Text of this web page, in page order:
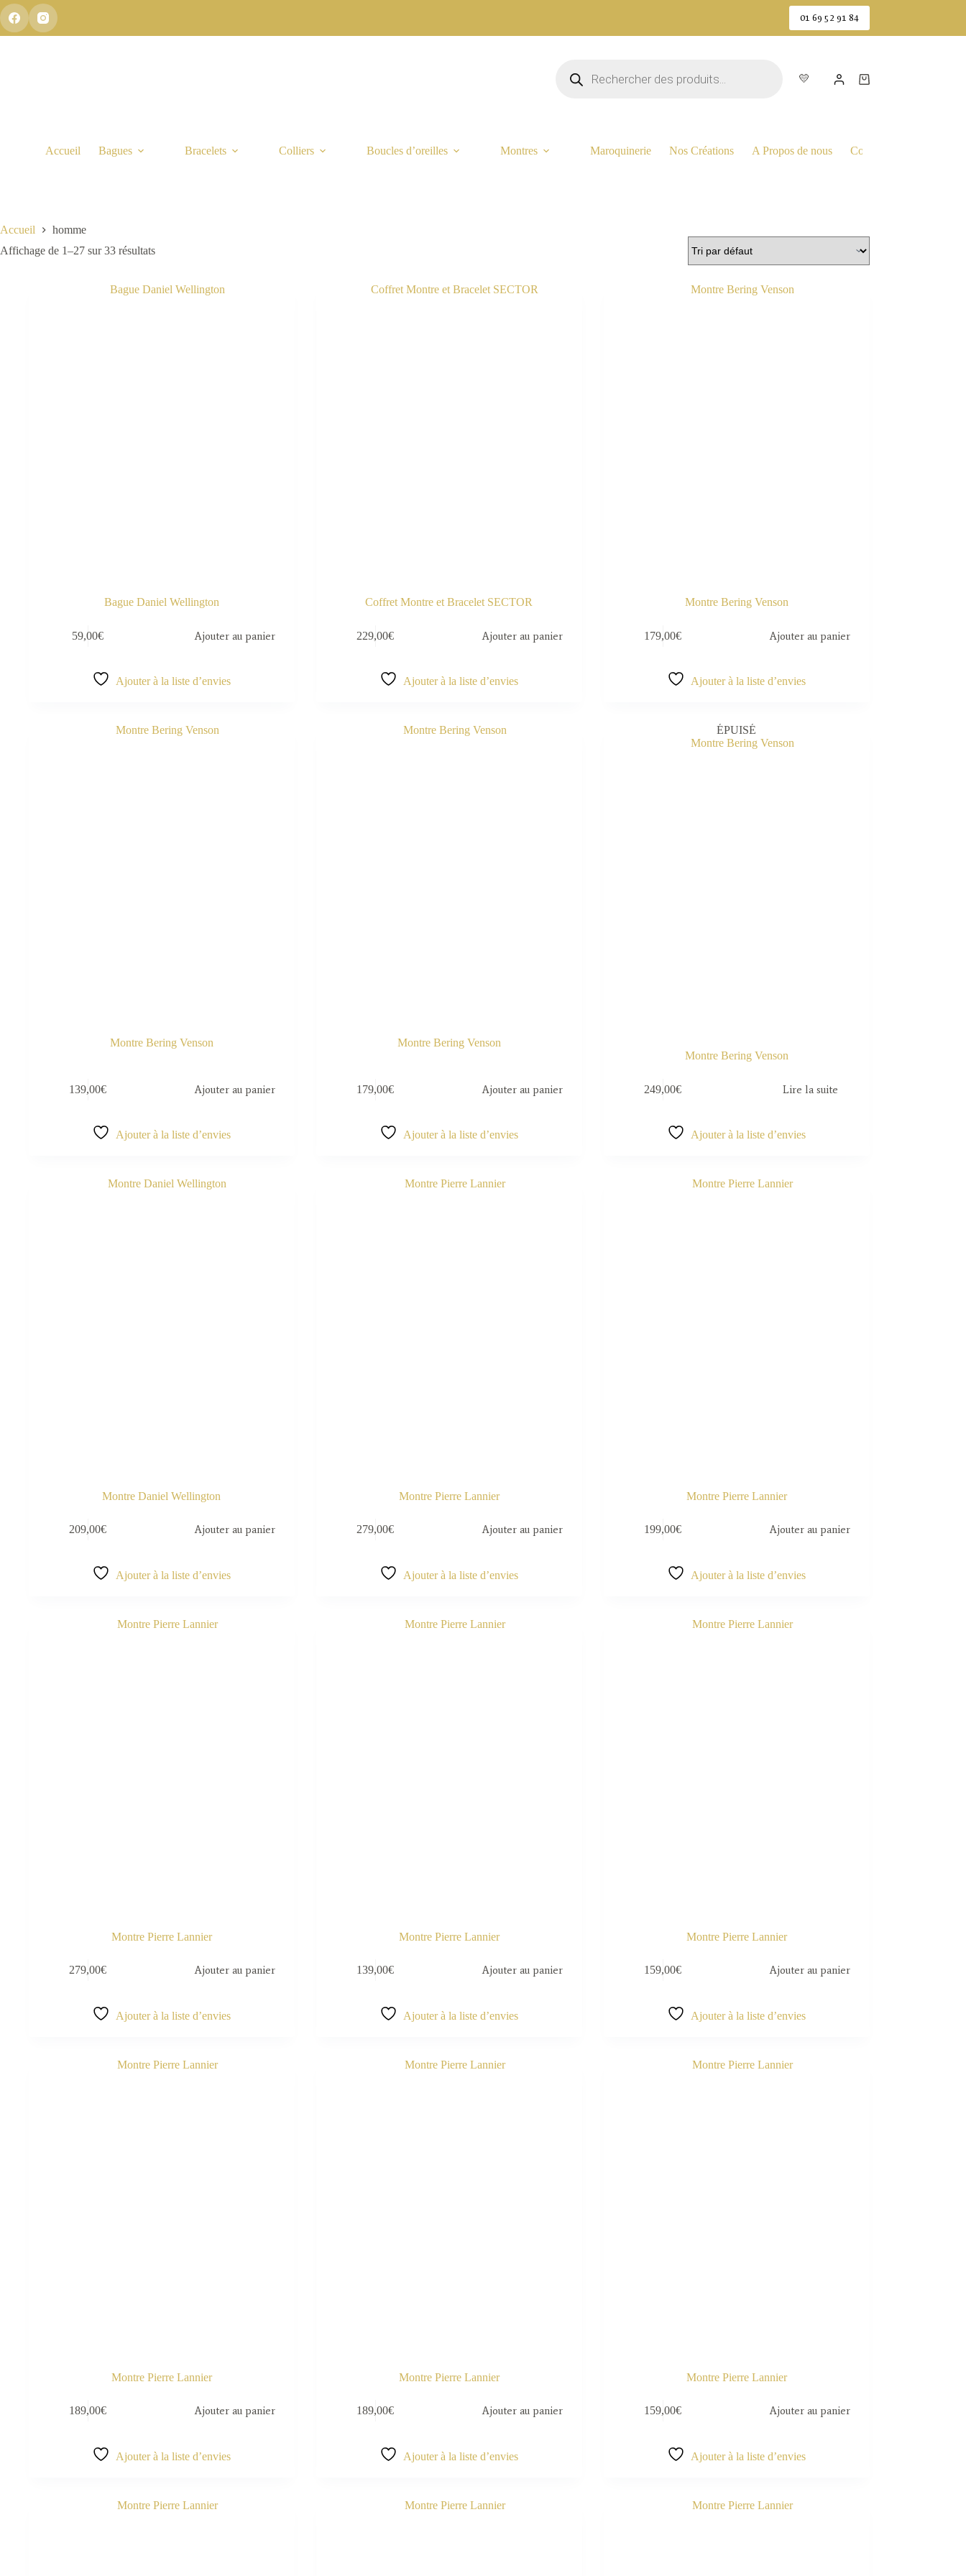
Passer
au
contenu
01 69 52 91 84
produits
💛
Panier
Accueil Bagues Bracelets Colliers Boucles d’oreilles Montres Maroquinerie Nos Créations A Propos de nous Contactez Nous
Accueil
homme
Affichage de 1–27 sur 33 résultats
Bague Daniel Wellington
59,00€ Ajouter au panier
Ajouter à la liste d’envies
Coffret Montre et Bracelet SECTOR
229,00€ Ajouter au panier
Ajouter à la liste d’envies
Montre Bering Venson
179,00€ Ajouter au panier
Ajouter à la liste d’envies
Montre Bering Venson
139,00€ Ajouter au panier
Ajouter à la liste d’envies
Montre Bering Venson
179,00€ Ajouter au panier
Ajouter à la liste d’envies
ÉPUISÉ
Montre Bering Venson
249,00€ Lire la suite
Ajouter à la liste d’envies
Montre Daniel Wellington
209,00€ Ajouter au panier
Ajouter à la liste d’envies
Montre Pierre Lannier
279,00€ Ajouter au panier
Ajouter à la liste d’envies
Montre Pierre Lannier
199,00€ Ajouter au panier
Ajouter à la liste d’envies
Montre Pierre Lannier
279,00€ Ajouter au panier
Ajouter à la liste d’envies
Montre Pierre Lannier
139,00€ Ajouter au panier
Ajouter à la liste d’envies
Montre Pierre Lannier
159,00€ Ajouter au panier
Ajouter à la liste d’envies
Montre Pierre Lannier
189,00€ Ajouter au panier
Ajouter à la liste d’envies
Montre Pierre Lannier
189,00€ Ajouter au panier
Ajouter à la liste d’envies
Montre Pierre Lannier
159,00€ Ajouter au panier
Ajouter à la liste d’envies